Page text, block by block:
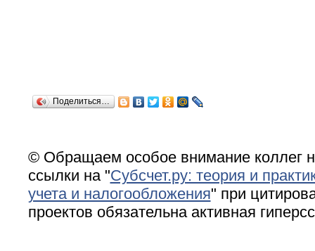
Поделиться…
© Обращаем особое внимание коллег
ссылки на "Субсчет.ру: теория и
учета и налогообложения" при
проектов обязательна активная